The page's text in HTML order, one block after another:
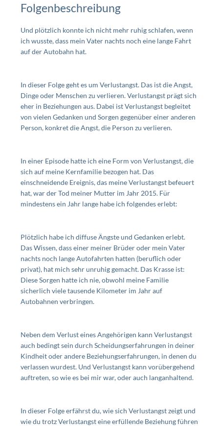
Folgenbeschreibung
Und plötzlich konnte ich nicht mehr ruhig schlafen, wenn
ich wusste, dass mein Vater nachts noch eine lange Fahrt
auf der Autobahn hat.
In dieser Folge geht es um Verlustangst. Das ist die Angst,
Dinge oder Menschen zu verlieren. Verlustangst prägt sich
eher in Beziehungen aus. Dabei ist Verlustangst begleitet
von vielen Gedanken und Sorgen gegenüber einer anderen
Person, konkret die Angst, die Person zu verlieren.
In einer Episode hatte ich eine Form von Verlustangst, die
sich auf meine Kernfamilie bezogen hat. Das
einschneidende Ereignis, das meine Verlustangst befeuert
hat, war der Tod meiner Mutter im Jahr 2015. Für
mindestens ein Jahr lange habe ich folgendes erlebt:
Plötzlich habe ich diffuse Ängste und Gedanken erlebt.
Das Wissen, dass einer meiner Brüder oder mein Vater
nachts noch lange Autofahrten hatten (beruflich oder
privat), hat mich sehr unruhig gemacht. Das Krasse ist:
Diese Sorgen hatte ich nie, obwohl meine Familie
sicherlich viele tausende Kilometer im Jahr auf
Autobahnen verbringen.
Neben dem Verlust eines Angehörigen kann Verlustangst
auch bedingt sein durch Scheidungserfahrungen in deiner
Kindheit oder andere Beziehungserfahrungen, in denen du
verlassen wurdest. Und Verlustangst kann vorübergehend
auftreten, so wie es bei mir war, oder auch langanhaltend.
In dieser Folge erfährst du, wie sich Verlustangst zeigt und
wie du trotz Verlustangst eine erfüllende Beziehung führen